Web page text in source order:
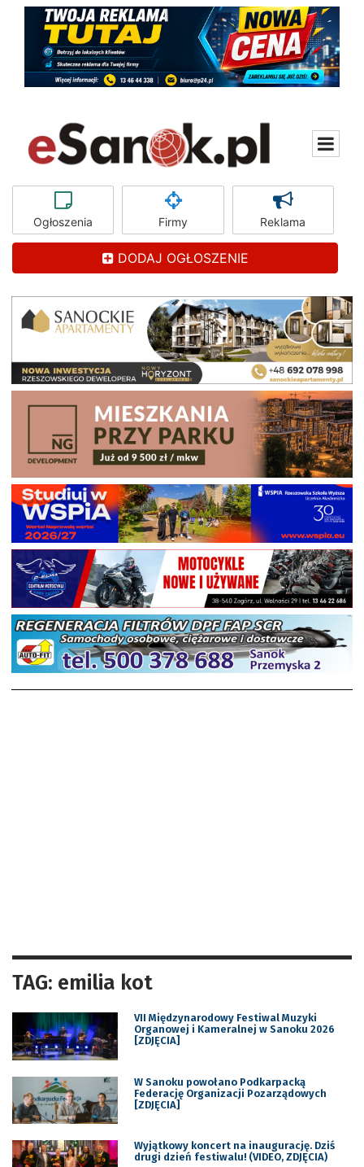
Ogłoszenia Firmy Reklama
DODAJ OGŁOSZENIE
TAG: emilia kot
VII Międzynarodowy Festiwal Muzyki
Organowej i Kameralnej w Sanoku 2026
[ZDJĘCIA]
W Sanoku powołano Podkarpacką
Federację Organizacji Pozarządowych
[ZDJĘCIA]
Wyjątkowy koncert na inaugurację. Dziś
drugi dzień festiwalu! (VIDEO, ZDJĘCIA)